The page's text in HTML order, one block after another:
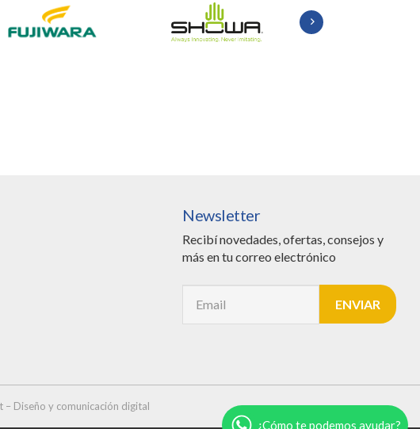
Newsletter
Recibí novedades, ofertas, consejos y
más en tu correo electrónico
– Diseño y comunicación digital
¿Cómo te podemos ayudar?